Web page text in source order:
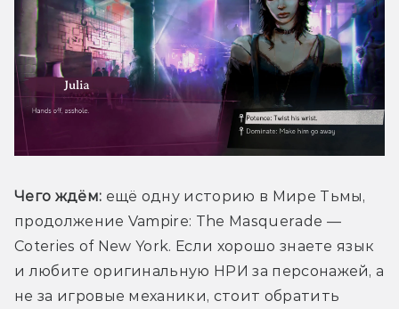
Чего ждём: ещё одну историю в Мире Тьмы,
продолжение Vampire: The Masquerade —
Coteries of New York. Если хорошо знаете язык
и любите оригинальную НРИ за персонажей, а
не за игровые механики, стоит обратить